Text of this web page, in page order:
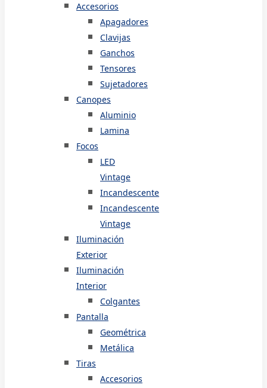
Accesorios
Apagadores
Clavijas
Ganchos
Tensores
Sujetadores
Canopes
Aluminio
Lamina
Focos
LED
Vintage
Incandescente
Incandescente
Vintage
Iluminación
Exterior
Iluminación
Interior
Colgantes
Pantalla
Geométrica
Metálica
Tiras
Accesorios